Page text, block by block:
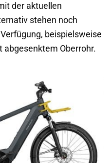
der aktuellen
stehen noch
beispielsweise
abgesenktem Oberrohr.